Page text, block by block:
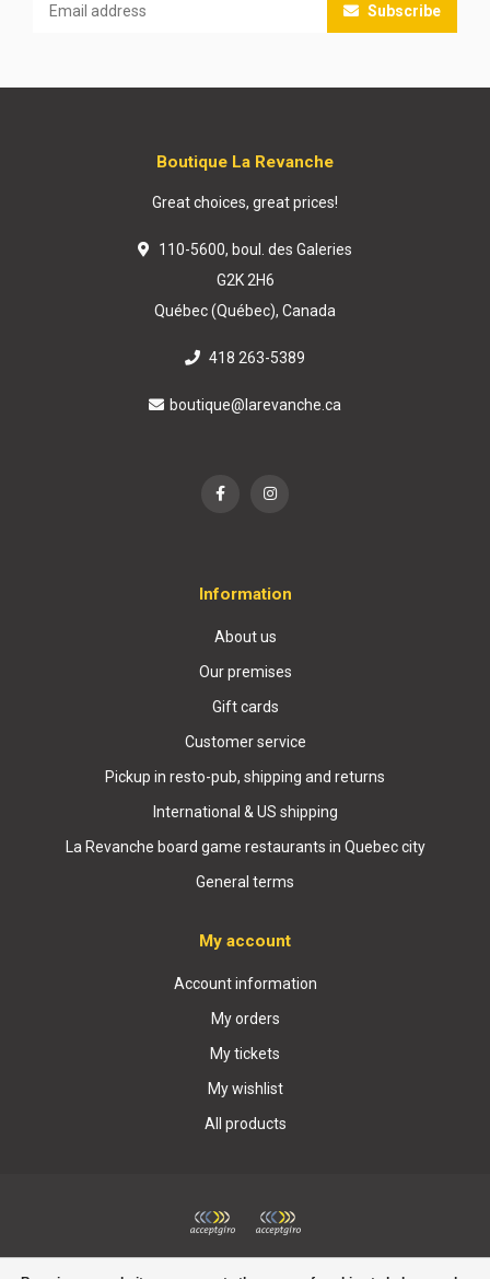
Subscribe
Boutique La Revanche
Great choices, great prices!
110-5600, boul. des Galeries
G2K 2H6
Québec (Québec), Canada
418 263-5389
boutique@larevanche.ca
Information
About us
Our premises
Gift cards
Customer service
Pickup in resto-pub, shipping and returns
International & US shipping
La Revanche board game restaurants in Quebec city
General terms
My account
Account information
My orders
My tickets
My wishlist
All products